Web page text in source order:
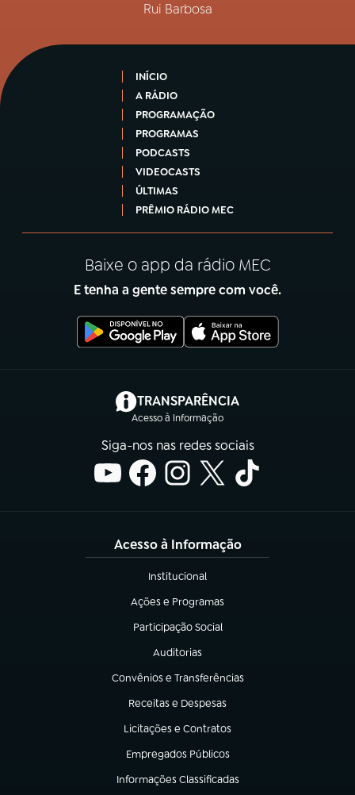
Rui Barbosa
INÍCIO
A RÁDIO
PROGRAMAÇÃO
PROGRAMAS
PODCASTS
VIDEOCASTS
ÚLTIMAS
PRÊMIO RÁDIO MEC
Baixe o app da rádio MEC
E tenha a gente sempre com você.
TRANSPARÊNCIA
Acesso à Informação
(abre em nova aba)
Siga-nos nas redes sociais
Acesso à Informação
Institucional
(abre em nova aba)
Ações e Programas
(abre em nova aba)
Participação Social
(abre em nova aba)
Auditorias
(abre em nova aba)
Convênios e Transferências
(abre em nova aba)
Receitas e Despesas
(abre em nova aba)
Licitações e Contratos
(abre em nova aba)
Empregados Públicos
(abre em nova aba)
Informações Classificadas
(abre em nova aba)